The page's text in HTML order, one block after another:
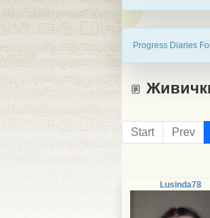
Progress Diaries
Start Prev
Lusinda78